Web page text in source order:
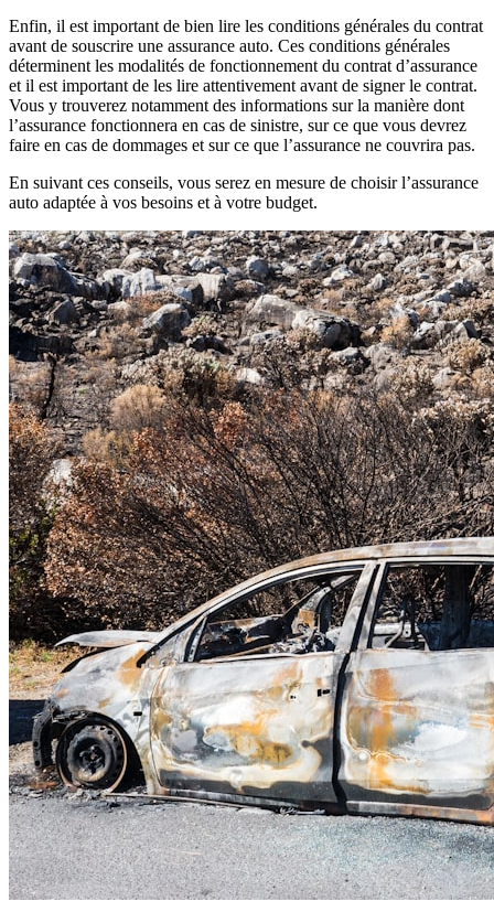
Enfin, il est important de bien lire les conditions générales du contrat
avant de souscrire une assurance auto. Ces conditions générales
déterminent les modalités de fonctionnement du contrat d’assurance
et il est important de les lire attentivement avant de signer le contrat.
Vous y trouverez notamment des informations sur la manière dont
l’assurance fonctionnera en cas de sinistre, sur ce que vous devrez
faire en cas de dommages et sur ce que l’assurance ne couvrira pas.
En suivant ces conseils, vous serez en mesure de choisir l’assurance
auto adaptée à vos besoins et à votre budget.